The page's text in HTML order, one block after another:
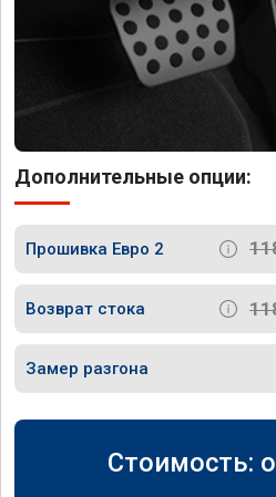
Дополнительные опции:
Прошивка Евро 2
Возврат стока
Замер разгона
Стоимость: